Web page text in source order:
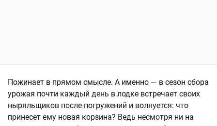
Пожинает в прямом смысле. А именно — в сезон сбора
урожая почти каждый день в лодке встречает своих
ныряльщиков после погружений и волнуется: что
принесет ему новая корзина? Ведь несмотря ни на